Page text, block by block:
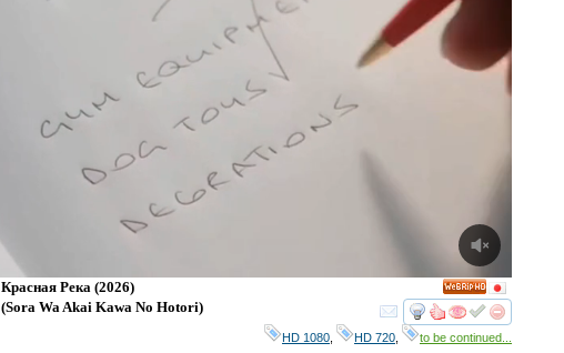
смотретьинтересует
HD
Красная Река (2026)
(Sora Wa Akai Kawa No Hotori)
HD 1080 HD 720 to be continued...